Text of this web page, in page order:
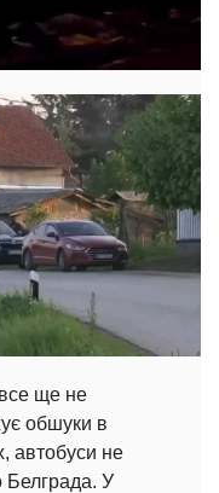
все ще не
обшуки в
автобуси не
Белграда. У